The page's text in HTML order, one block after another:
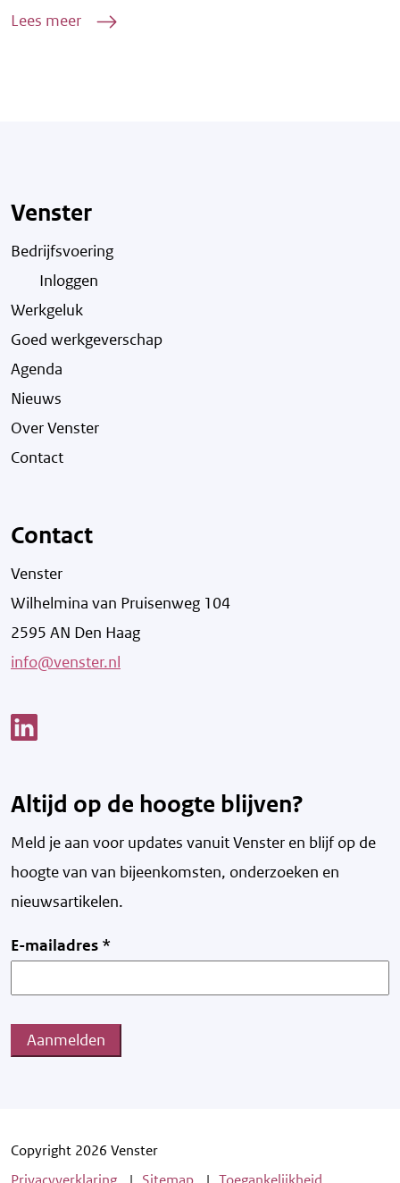
Lees meer
Venster
Bedrijfsvoering
Inloggen
Werkgeluk
Goed werkgeverschap
Agenda
Nieuws
Over Venster
Contact
Contact
Venster
Wilhelmina van Pruisenweg 104
2595 AN Den Haag
info@venster.nl
Altijd op de hoogte blijven?
Meld je aan voor updates vanuit Venster en blijf op de
hoogte van van bijeenkomsten, onderzoeken en
nieuwsartikelen.
E-mailadres *
Aanmelden
Copyright 2026 Venster